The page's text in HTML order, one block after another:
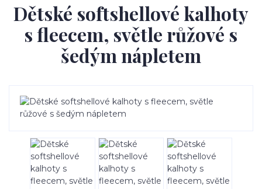
Dětské softshellové kalhoty
s fleecem, světle růžové s
šedým nápletem